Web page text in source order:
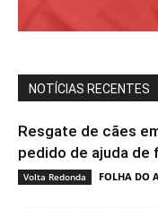
NOTÍCIAS RECENTES
Resgate de cães
pedido de ajuda de
Volta Redonda FOLHA DO